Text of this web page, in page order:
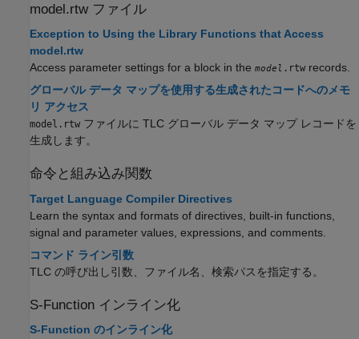
model.rtw ファイル
Exception to Using the Library Functions that Access
model.rtw
Access parameter settings for a block in the model .rtw records.
グローバル データ マップを使用する生成されたコードへのメモ
リ アクセス
model.rtw ファイルに TLC グローバル データ マップ レコードを
生成します。
命令と組み込み関数
Target Language Compiler Directives
Learn the syntax and formats of directives, built-in functions,
signal and parameter values, expressions, and comments.
コマンド ライン引数
TLC の呼び出し引数、ファイル名、検索パスを指定する。
S-Function インライン化
S-Function のインライン化